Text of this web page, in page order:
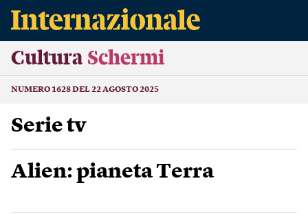
Cultura Schermi
NUMERO 1628 DEL 22 AGOSTO 2025
Serie tv
Alien: pianeta Terra